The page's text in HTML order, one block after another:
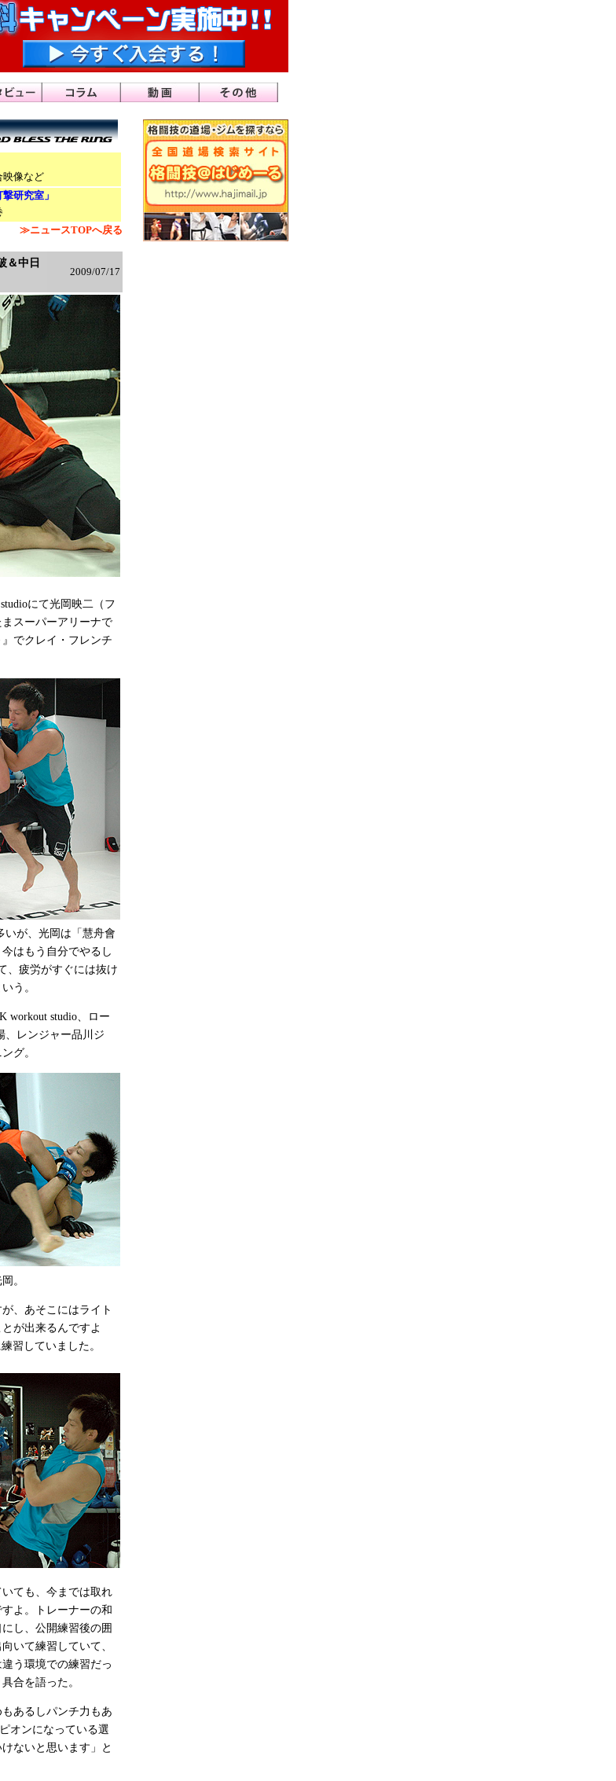
映像など
研究室」
≫ニュースTOPへ戻る
＆中日
2009/07/17
にて光岡映二（フ
スーパーアリーナで
でクレイ・フレンチ
が、光岡は「慧舟會
はもう自分でやるし
、疲労がすぐには抜け
う。
workout studio、ロー
、レンジャー品川ジ
グ。
。
、あそこにはライト
が出来るんですよ
習していました。
ても、今までは取れ
よ。トレーナーの和
し、公開練習後の囲
いて練習していて、
う環境での練習だっ
合を語った。
あるしパンチ力もあ
オンになっている選
ないと思います」と